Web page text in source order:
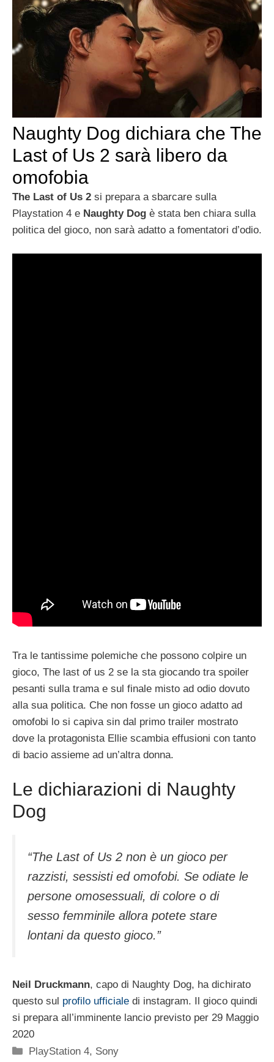
Naughty Dog dichiara che The
Last of Us 2 sarà libero da
omofobia
The Last of Us 2 si prepara a sbarcare sulla
Playstation 4 e Naughty Dog è stata ben chiara sulla
politica del gioco, non sarà adatto a fomentatori d’odio.
Tra le tantissime polemiche che possono colpire un
gioco, The last of us 2 se la sta giocando tra spoiler
pesanti sulla trama e sul finale misto ad odio dovuto
alla sua politica. Che non fosse un gioco adatto ad
omofobi lo si capiva sin dal primo trailer mostrato
dove la protagonista Ellie scambia effusioni con tanto
di bacio assieme ad un’altra donna.
Le dichiarazioni di Naughty
Dog
“The Last of Us 2 non è un gioco per
razzisti, sessisti ed omofobi. Se odiate le
persone omosessuali, di colore o di
sesso femminile allora potete stare
lontani da questo gioco.”
Neil Druckmann, capo di Naughty Dog, ha dichirato
questo sul profilo ufficiale di instagram. Il gioco quindi
si prepara all’imminente lancio previsto per 29 Maggio
2020
Categorie
PlayStation 4, Sony